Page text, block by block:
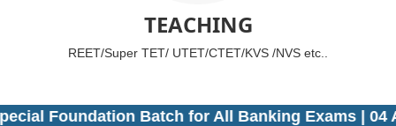
Foundation Batch for All Banking Exams | 04
TEACHING
REET/Super TET/ UTET/CTET/KVS /NVS etc..